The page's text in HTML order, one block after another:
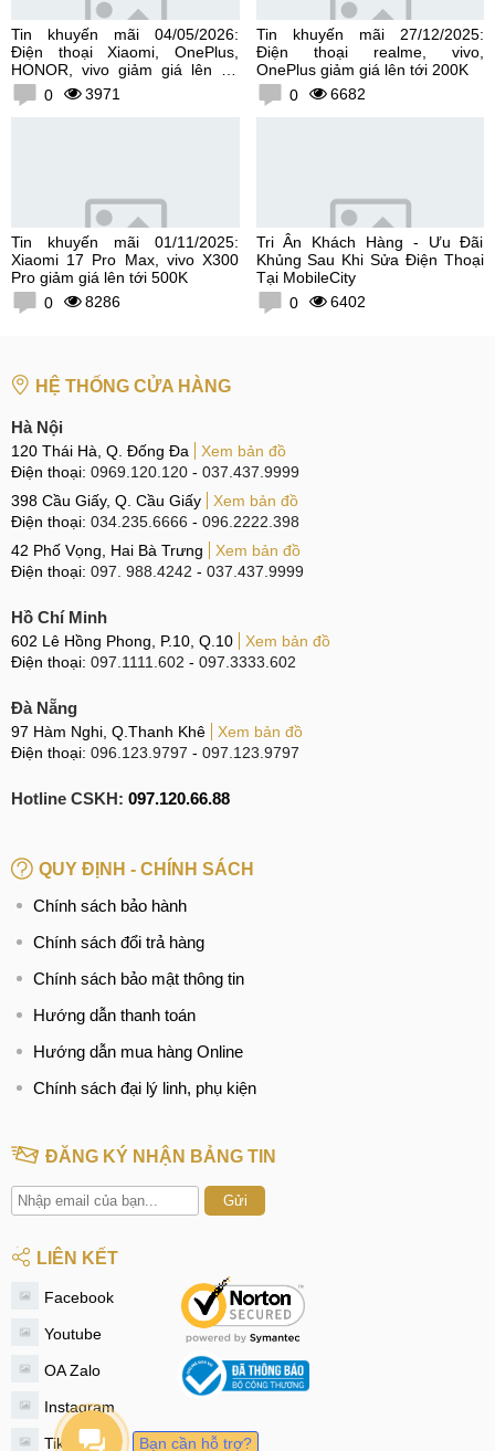
Tin khuyến mãi 04/05/2026:
Điện thoại Xiaomi, OnePlus,
HONOR, vivo giảm giá lên tới
300K0 3971
Tin khuyến mãi 27/12/2025:
Điện thoại realme, vivo,
OnePlus giảm giá lên tới 200K
0
6682
Tin khuyến mãi 01/11/2025:
Xiaomi 17 Pro Max, vivo X300
Pro giảm giá lên tới 500K
0
8286
Tri Ân Khách Hàng - Ưu Đãi
Khủng Sau Khi Sửa Điện Thoại
Tại MobileCity
0
6402
HỆ THỐNG CỬA HÀNG
Hà Nội
120 Thái Hà, Q. Đống Đa
Xem bản đồ
Điện thoại: 0969.120.120 - 037.437.9999
398 Cầu Giấy, Q. Cầu Giấy
Xem bản đồ
Điện thoại: 034.235.6666 - 096.2222.398
42 Phố Vọng, Hai Bà Trưng
Xem bản đồ
Điện thoại: 097. 988.4242 - 037.437.9999
Hồ Chí Minh
602 Lê Hồng Phong, P.10, Q.10
Xem bản đồ
Điện thoại: 097.1111.602 - 097.3333.602
Đà Nẵng
97 Hàm Nghi, Q.Thanh Khê
Xem bản đồ
Điện thoại: 096.123.9797 - 097.123.9797
Hotline CSKH: 097.120.66.88
QUY ĐỊNH - CHÍNH SÁCH
Chính sách bảo hành
Chính sách đổi trả hàng
Chính sách bảo mật thông tin
Hướng dẫn thanh toán
Hướng dẫn mua hàng Online
Chính sách đại lý linh, phụ kiện
ĐĂNG KÝ NHẬN BẢNG TIN
Gửi
LIÊN KẾT
Facebook
Youtube
OA Zalo
Instagram
Tiktok Bạn cần hỗ trợ?